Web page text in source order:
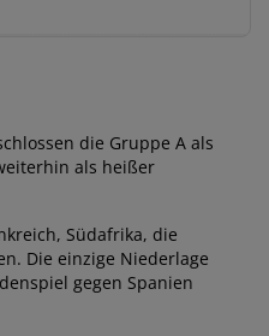
die Gruppe A als
als heißer
Südafrika, die
Die einzige Niederlage
gegen Spanien